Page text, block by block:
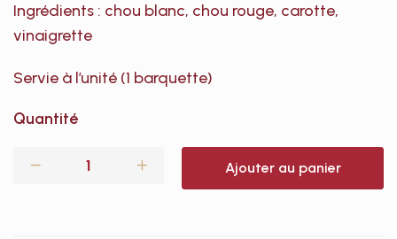
Ingrédients : chou blanc, chou rouge, carotte,
vinaigrette
Servie à l’unité (1 barquette)
Quantité
Ajouter au panier